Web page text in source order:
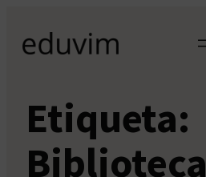
contenido
Etiqueta:
Biblioteca